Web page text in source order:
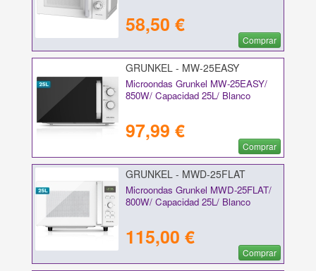
58,50 €
Comprar
GRUNKEL - MW-25EASY
Microondas Grunkel MW-25EASY/
850W/ Capacidad 25L/ Blanco
97,99 €
Comprar
GRUNKEL - MWD-25FLAT
Microondas Grunkel MWD-25FLAT/
800W/ Capacidad 25L/ Blanco
115,00 €
Comprar